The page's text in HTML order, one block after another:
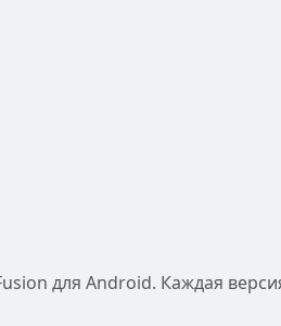
для Android. Каждая